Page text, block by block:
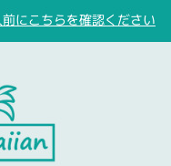
にこちらを確認ください